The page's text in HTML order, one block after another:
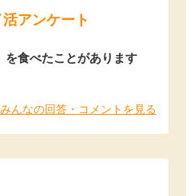
アンケート
を食べたことがあります
みんなの回答・コメントを見る